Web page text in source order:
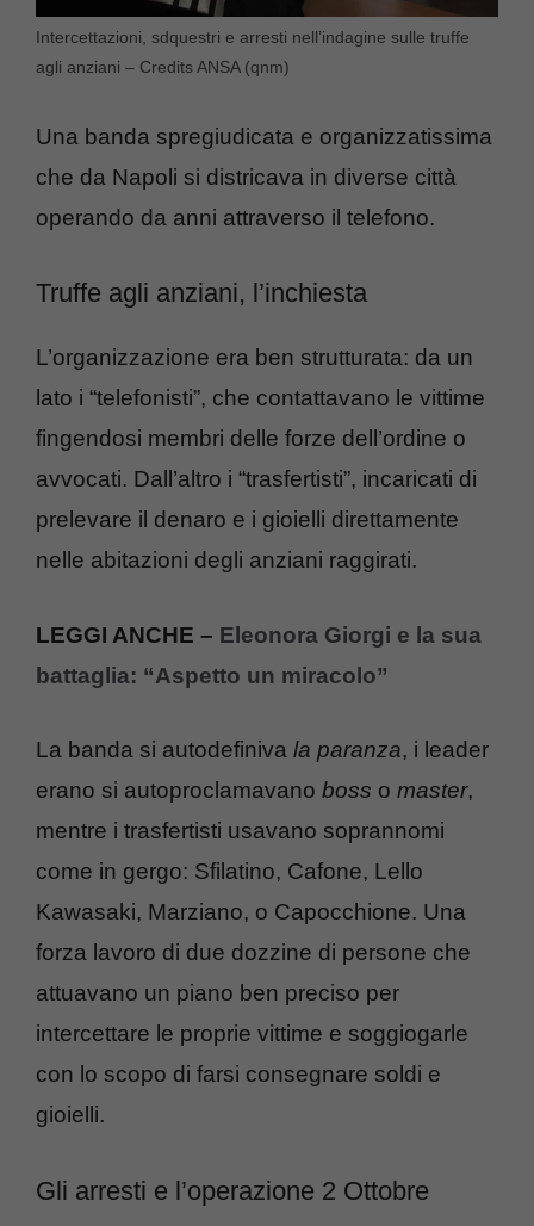
Intercettazioni, sdquestri e arresti nell’indagine sulle truffe
agli anziani – Credits ANSA (qnm)
Una banda spregiudicata e organizzatissima
che da Napoli si districava in diverse città
operando da anni attraverso il telefono.
Truffe agli anziani, l’inchiesta
L’organizzazione era ben strutturata: da un
lato i “telefonisti”, che contattavano le vittime
fingendosi membri delle forze dell’ordine o
avvocati. Dall’altro i “trasfertisti”, incaricati di
prelevare il denaro e i gioielli direttamente
nelle abitazioni degli anziani raggirati.
LEGGI ANCHE – Eleonora Giorgi e la sua
battaglia: “Aspetto un miracolo”
La banda si autodefiniva la paranza, i leader
erano si autoproclamavano boss o master,
mentre i trasfertisti usavano soprannomi
come in gergo: Sfilatino, Cafone, Lello
Kawasaki, Marziano, o Capocchione. Una
forza lavoro di due dozzine di persone che
attuavano un piano ben preciso per
intercettare le proprie vittime e soggiogarle
con lo scopo di farsi consegnare soldi e
gioielli.
Gli arresti e l’operazione 2 Ottobre